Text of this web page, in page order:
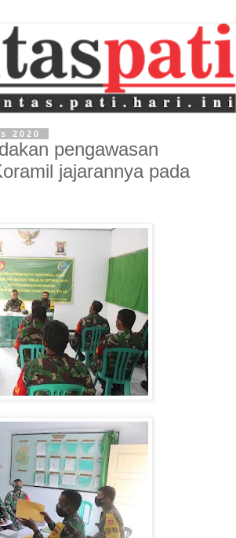
2020
pengawasan
jajarannya pada